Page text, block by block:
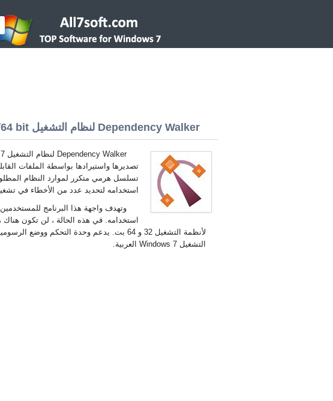
Dependency Walker لنظام التشغيل Windows 7 32/64 bit
تصديرها واستيرادها بواسطة الملفات
استخدامه لتحديد عدد من الأخطاء في
وتهدف واجهة هذا البرنامج
استخدامه. في هذه الحالة ، لن تكون
التشغيل Windows 7 العربية.